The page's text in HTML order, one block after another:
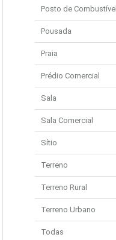
Posto de Combustível
Pousada
Praia
Prédio Comercial
Sala
Sala Comercial
Sítio
Terreno
Terreno Rural
Terreno Urbano
Todas